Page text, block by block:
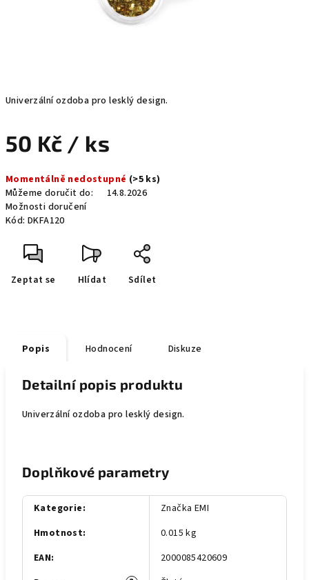
Univerzální ozdoba pro lesklý design.
50 Kč / ks
cena:
Momentálně nedostupné (>5 ks)
Můžeme doručit do:
14.8.2026
Možnosti doručení
Kód: DKFA120
Zeptat se Hlídat Sdílet
Popis Hodnocení Diskuze
Detailní popis produktu
Univerzální ozdoba pro lesklý design.
Doplňkové parametry
Kategorie:
Značka EMI
Hmotnost:
0.015 kg
EAN:
2000085420609